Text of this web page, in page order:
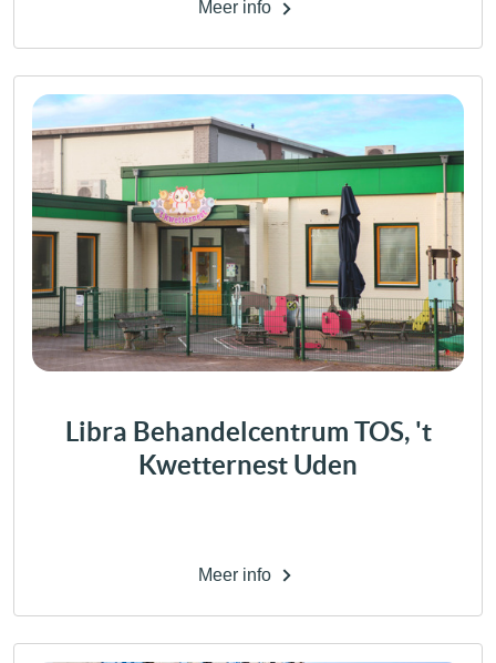
Meer info
Libra Behandelcentrum TOS, 't
Kwetternest Uden
Meer info